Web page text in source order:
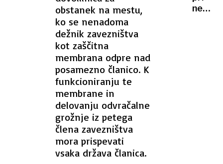
obstanek na mestu,
ko se nenadoma
dežnik zavezništva
kot zaščitna
membrana odpre nad
posamezno članico. K
funkcioniranju te
membrane in
delovanju odvračalne
grožnje iz petega
člena zavezništva
mora prispevati
vsaka država članica.
nizke